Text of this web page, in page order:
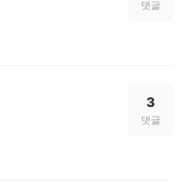
댓글
3
댓글